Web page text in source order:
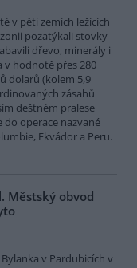
v pěti zemích ležících
pozatýkali stovky
dřevo, minerály i
v hodnotě přes 280
dolarů (kolem 5,9
zásahů
deštném pralese
do operace nazvané
Ekvádor a Peru.
Městský obvod
v Pardubicích v